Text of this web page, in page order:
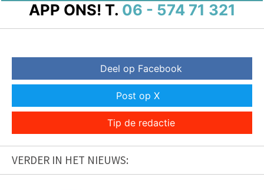
APP ONS! T. 06 - 574 71 321
Deel op Facebook
Post op X
Tip de redactie
VERDER IN HET NIEUWS: